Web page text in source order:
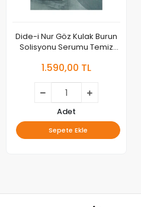
Dide-i Nur Göz Kulak Burun
Solisyonu Serumu Temiz
1.590,00 TL
Adet
Sepete Ekle